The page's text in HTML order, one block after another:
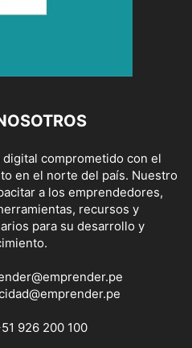
comprometido con el
en el norte del país. Nuestro
a los emprendedores,
recursos y
para su desarrollo y
926 200 100